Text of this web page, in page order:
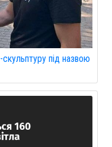
під назвою